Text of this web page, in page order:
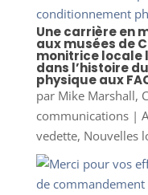
Une carrière en
aux musées de
monitrice locale
dans l’histoire
physique aux
par Mike Marshall,
communications|
vedette, Nouvelles